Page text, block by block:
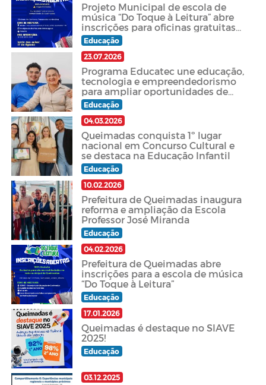
Projeto Municipal de escola de
música “Do Toque à Leitura” abre
inscrições para oficinas gratuitas
de sanfona e percussão nordestina
em Queimadas
Educação
23.07.2026
Programa Educatec une educação,
tecnologia e empreendedorismo
para ampliar oportunidades de
estudantes da rede municipal de
Queimadas.
Educação
04.03.2026
Queimadas conquista 1º lugar
nacional em Concurso Cultural e
se destaca na Educação Infantil
Educação
10.02.2026
Prefeitura de Queimadas inaugura
reforma e ampliação da Escola
Professor José Miranda
Educação
04.02.2026
Prefeitura de Queimadas abre
inscrições para a escola de música
“Do Toque à Leitura”
Educação
17.01.2026
Queimadas é destaque no SIAVE
2025!
Educação
03.12.2025